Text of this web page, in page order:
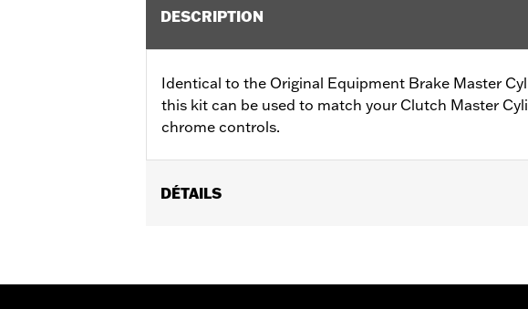
DESCRIPTION
Identical to the Original Equipment Brake Master
this kit can be used to match your Clutch Master
chrome controls.
DÉTAILS
Sold In Units:Each